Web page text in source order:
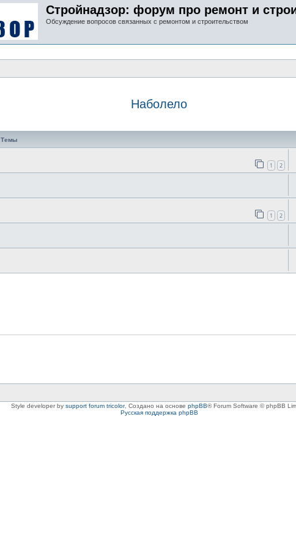
Стройнадзор: форум про ремонт и
Обсуждение вопросов связанных с ремонтом и строительством
Наболело
Темы
1 2
1 2
Style developer by support forum tricolor, Создано на основе phpBB® Forum Software © phpBB
Русская поддержка phpBB